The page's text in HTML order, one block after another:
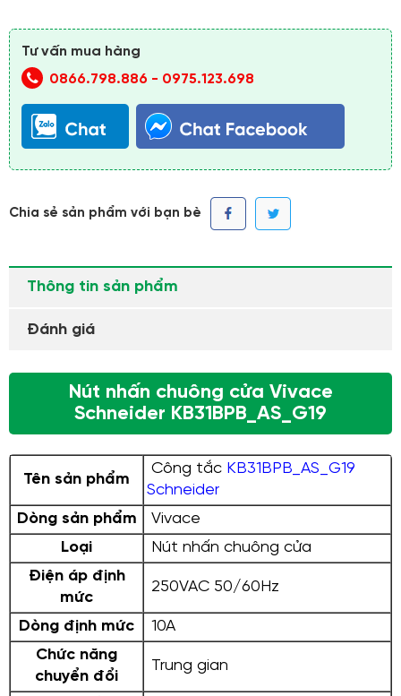
Tư vấn mua hàng
0866.798.886 - 0975.123.698
Chia sẻ sản phẩm với bạn bè
Thông tin sản phẩm
Đánh giá
Nút nhấn chuông cửa Vivace
Schneider KB31BPB_AS_G19
Tên sản phẩm
Công tắc KB31BPB_AS_G19
Schneider
Dòng sản phẩm
Vivace
Loại
Nút nhấn chuông cửa
Điện áp định
mức
250VAC 50/60Hz
Dòng định mức
10A
Chức năng
chuyển đổi
Trung gian